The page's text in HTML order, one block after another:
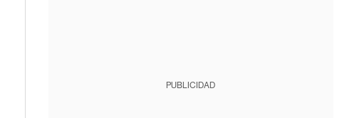
PUBLICIDAD